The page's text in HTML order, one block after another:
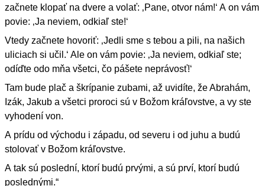
začnete klopať na dvere a volať: ‚Pane, otvor nám!‘ A on vám
povie: ‚Ja neviem, odkiaľ ste!‘
Vtedy začnete hovoriť: ‚Jedli sme s tebou a pili, na našich
uliciach si učil.‘ Ale on vám povie: ‚Ja neviem, odkiaľ ste;
odíďte odo mňa všetci, čo pášete neprávosť!‘
Tam bude plač a škrípanie zubami, až uvidíte, že Abrahám,
Izák, Jakub a všetci proroci sú v Božom kráľovstve, a vy ste
vyhodení von.
A prídu od východu i západu, od severu i od juhu a budú
stolovať v Božom kráľovstve.
A tak sú poslední, ktorí budú prvými, a sú prví, ktorí budú
poslednými.“